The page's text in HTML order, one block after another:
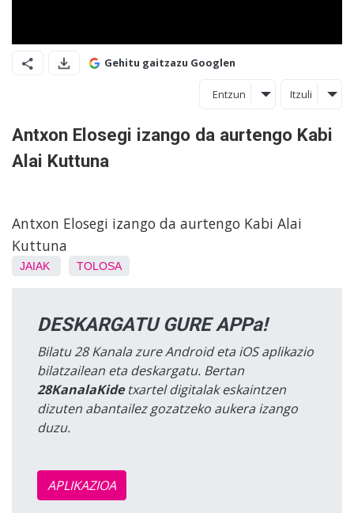
Gehitu gaitzazu Googlen
Entzun Itzuli
Antxon Elosegi izango da aurtengo Kabi
Alai Kuttuna
Antxon Elosegi izango da aurtengo Kabi Alai
Kuttuna
JAIAK TOLOSA
DESKARGATU GURE APPa!
Bilatu 28 Kanala zure Android eta iOS aplikazio
bilatzailean eta deskargatu. Bertan
28KanalaKidetxartel digitalak eskaintzen
dizuten abantailez gozatzeko aukera izango
duzu.
APLIKAZIOA